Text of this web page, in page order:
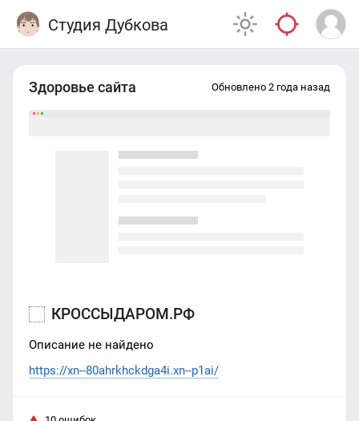
Студия Дубкова
Здоровье сайта Обновлено 2 года назад
КРОССЫДАРОМ.РФ
Описание не найдено
https://xn--80ahrkhckdga4i.xn--p1ai/